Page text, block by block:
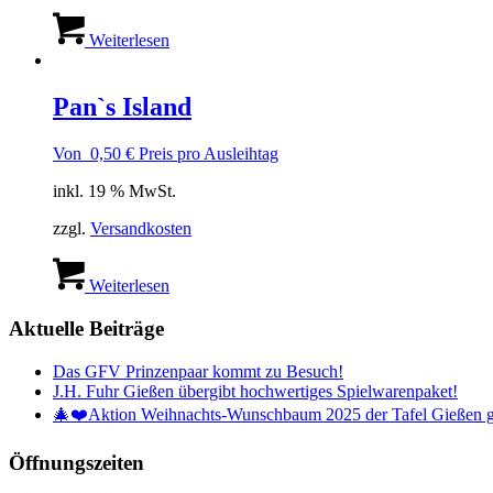
Weiterlesen
Pan`s Island
Von 0,50 € Preis pro Ausleihtag
inkl. 19 % MwSt.
zzgl. Versandkosten
Weiterlesen
Aktuelle Beiträge
Das GFV Prinzenpaar kommt zu Besuch!
J.H. Fuhr Gießen übergibt hochwertiges Spielwarenpaket!
🎄❤️Aktion Weihnachts-Wunschbaum 2025 der Tafel Gießen
Öffnungszeiten